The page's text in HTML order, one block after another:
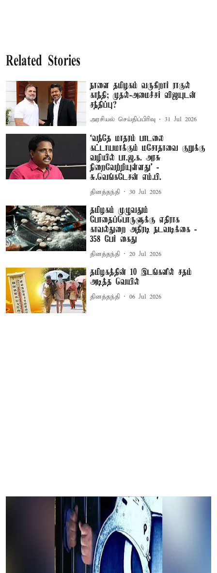
Related Stories
நாளை தமிழகம் வருகிறார் ராகுல்
காந்தி; முதல்-அமைச்சர் விஜயுடன்
சந்திப்பு?
அரசியல் செய்திப்பிரிவு 31 Jul 2026
‘வந்தே மாதரம் பாடலை
கட்டாயமாக்கும் மசோதாவை குறுக்கு
வழியில் பா.ஜ.க. அரசு
நிறைவேற்றியுள்ளது’ -
சு.வெங்கடேசன் எம்.பி.
தினத்தந்தி 30 Jul 2026
தமிழகம் முழுவதும்
போதைப்பொருளுக்கு எதிராக
காவல்துறை அதிரடி நடவடிக்கை -
358 பேர் கைது
தினத்தந்தி 20 Jul 2026
தமிழகத்தின் 10 இடங்களில் சதம்
அடித்த வெயில்
தினத்தந்தி 06 Jul 2026